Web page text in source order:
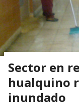
Sector en
hualquino
inundado